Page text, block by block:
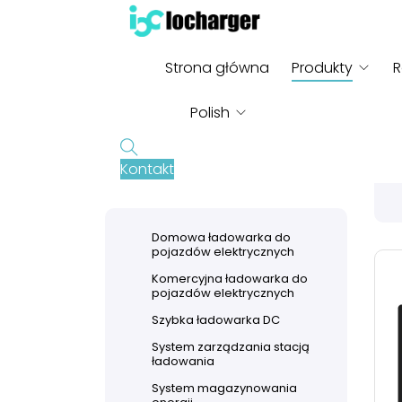
Strona główna Produkty
Polish
German
Russian
Kontakt
Wyszukiwanie
Domowa ładowarka do
pojazdów elektrycznych
Komercyjna ładowarka do
pojazdów elektrycznych
Szybka ładowarka DC
System zarządzania stacją
ładowania
System magazynowania